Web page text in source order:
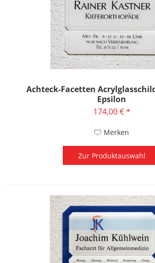
Achteck-Facetten
Epsilon
174,00 € *
Merken
Zur Produktauswahl